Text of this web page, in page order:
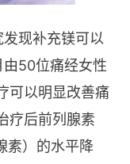
发现补充镁可以
50位痛经女性
可以明显改善痛
疗后前列腺素
素）的水平降